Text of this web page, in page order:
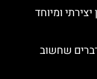
יצירתי ומיוחד
דברים שחשוב